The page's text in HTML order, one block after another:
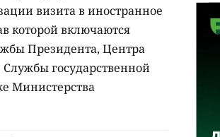
визита в иностранное
которой включаются
Президента, Центра
государственной
Министерства